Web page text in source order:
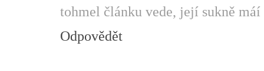
tohmel článku vede, její sukně
Odpovědět